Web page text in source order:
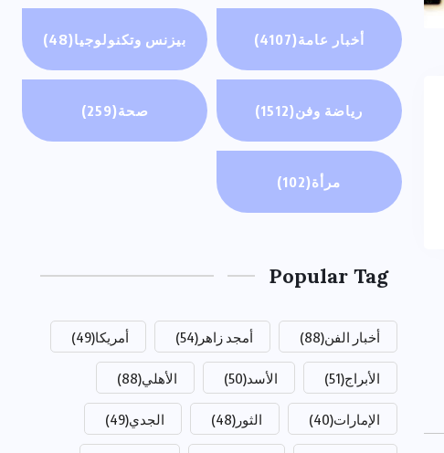
أخبار عامة(4107) بيزنس وتكنولوجيا(48)
رياضة وفن(1512) صحة(259)
مرأة(102)
Popular Tag
أخبار الفن(88) أمجد زاهر (54) أمريكا(49)
الأبراج(51) الأسد(50) الأهلي(88)
الإمارات(40) الثور (48) الجدي(49)